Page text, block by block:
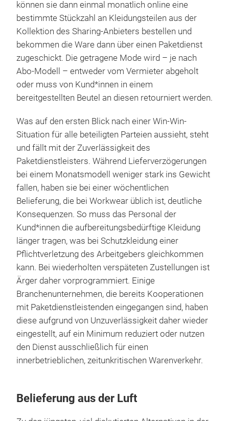
können sie dann einmal monatlich online eine
bestimmte Stückzahl an Kleidungsteilen aus der
Kollektion des Sharing-Anbieters bestellen und
bekommen die Ware dann über einen Paketdienst
zugeschickt. Die getragene Mode wird – je nach
Abo-Modell – entweder vom Vermieter abgeholt
oder muss von Kund*innen in einem
bereitgestellten Beutel an diesen retourniert werden.
Was auf den ersten Blick nach einer Win-Win-
Situation für alle beteiligten Parteien aussieht, steht
und fällt mit der Zuverlässigkeit des
Paketdienstleisters. Während Lieferverzögerungen
bei einem Monatsmodell weniger stark ins Gewicht
fallen, haben sie bei einer wöchentlichen
Belieferung, die bei Workwear üblich ist, deutliche
Konsequenzen. So muss das Personal der
Kund*innen die aufbereitungsbedürftige Kleidung
länger tragen, was bei Schutzkleidung einer
Pflichtverletzung des Arbeitgebers gleichkommen
kann. Bei wiederholten verspäteten Zustellungen ist
Ärger daher vorprogrammiert. Einige
Branchenunternehmen, die bereits Kooperationen
mit Paketdienstleistenden eingegangen sind, haben
diese aufgrund von Unzuverlässigkeit daher wieder
eingestellt, auf ein Minimum reduziert oder nutzen
den Dienst ausschließlich für einen
innerbetrieblichen, zeitunkritischen Warenverkehr.
Belieferung aus der Luft